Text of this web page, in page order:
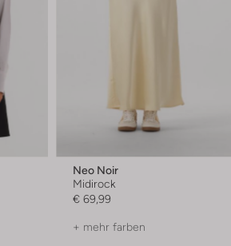
Neo Noir
Midirock
€ 69,99
+ mehr farben